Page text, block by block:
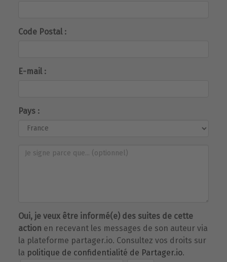
Code Postal :
E-mail :
Pays :
Oui, je veux être informé(e) des suites de cette
action en recevant les messages de son auteur via
la plateforme partager.io. Consultez vos droits sur
la politique de confidentialité de Partager.io.